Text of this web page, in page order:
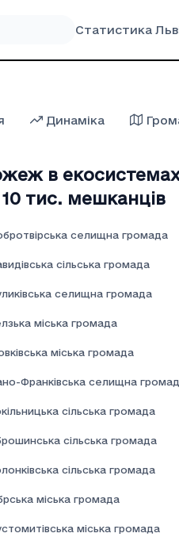
Статистика
Динаміка
в
10 тис. мешканців
селищна громада
сільська громада
селищна громада
міська громада
міська громада
Франківська селищна
сільська громада
сільська громада
сільська громада
міська громада
міська громада